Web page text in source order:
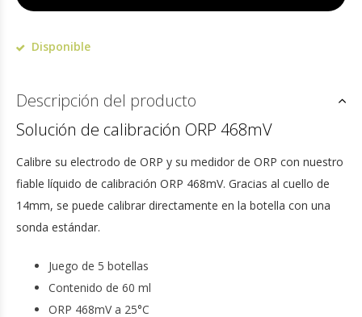
Disponible
Descripción del producto
Solución de calibración ORP 468mV
Calibre su electrodo de ORP y su medidor de ORP con nuestro
fiable líquido de calibración ORP 468mV. Gracias al cuello de
14mm, se puede calibrar directamente en la botella con una
sonda estándar.
Juego de 5 botellas
Contenido de 60 ml
ORP 468mV a 25°C